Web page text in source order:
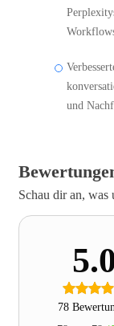
und
Schau dir an, was
78